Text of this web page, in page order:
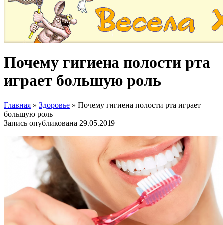
Почему гигиена полости рта
играет большую роль
Главная » Здоровье » Почему гигиена полости рта играет
большую роль
Запись опубликована 29.05.2019